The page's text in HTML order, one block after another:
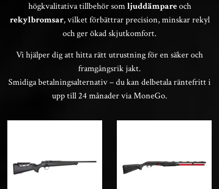
högkvalitativa tillbehör somljuddämpareoch
rekylbromsar, vilket förbättrar precision, minskar rekyl
och ger ökad skjutkomfort.
Vi hjälper dig att hitta rätt utrustning för en säker och
framgångsrik jakt.
Smidiga betalningsalternativ – du kan delbetala räntefritt i
upp till 24 månader via MoneGo.